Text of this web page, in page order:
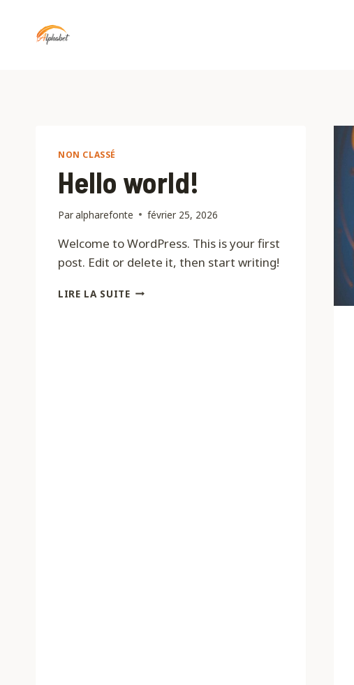
contenu
NON CLASSÉ
Hello world!
Paralpharefonte février 25, 2026
Welcome to WordPress. This is your first
post. Edit or delete it, then start writing!
LIRE LA SUITEHELLO